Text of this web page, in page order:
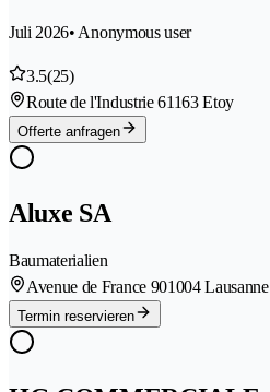
Juli 2026• Anonymous user
3.5(25)
Route de l'Industrie 61163 Etoy
Offerte anfragen
Aluxe SA
Baumaterialien
Avenue de France 901004 Lausanne
Termin reservieren